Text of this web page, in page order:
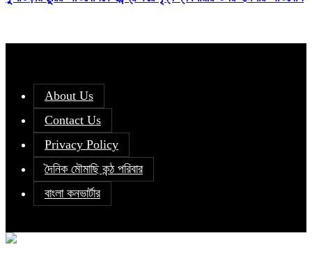
About Us
Contact Us
Privacy Policy
দৈনিক মৌমাছি কন্ঠ পরিবার
বাংলা কনভার্টার